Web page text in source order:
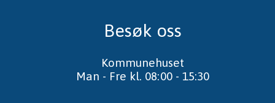
Besøk oss
Kommunehuset
Man - Fre kl. 08:00 - 15:30